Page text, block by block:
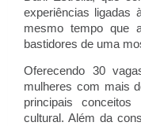
experiências ligadas
mesmo tempo que
bastidores de uma
Oferecendo 30
mulheres com mais
principais
cultural. Além da